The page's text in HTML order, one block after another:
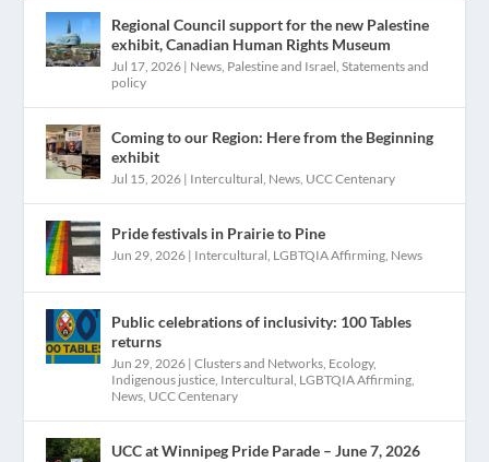
Regional Council support for the new Palestine
exhibit, Canadian Human Rights Museum
Jul 17, 2026 | News Palestine and Israel ,Statements and
policy
Coming to our Region: Here from the Beginning
exhibit
Jul 15, 2026 | Intercultural News UCC Centenary
Pride festivals in Prairie to Pine
Jun 29, 2026 | Intercultural LGBTQIA Affirming News
Public celebrations of inclusivity: 100 Tables
returns
Jun 29, 2026 |Clusters and Networks Ecology,
Indigenous justice Intercultural LGBTQIA Affirming
News UCC Centenary
UCC at Winnipeg Pride Parade – June 7, 2026